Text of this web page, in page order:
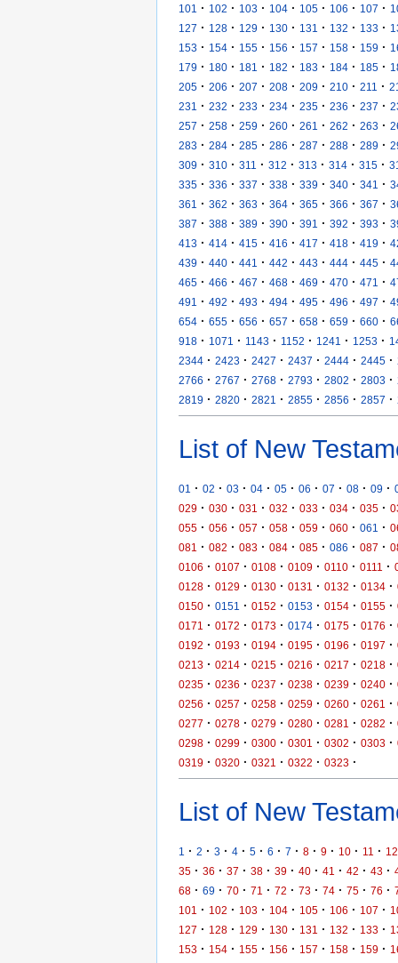
101
· 102 · 103 · 104 · 105 · 106 · 107 ·
127 · 128 · 129 · 130 · 131 · 132 · 133 ·
153 · 154 · 155 · 156 · 157 · 158 · 159 ·
179 · 180 · 181 · 182 · 183 · 184 · 185 ·
205 · 206 · 207 · 208 · 209 · 210 · 211 ·
231
· 232 · 233 · 234 · 235 · 236 · 237 ·
257 · 258 · 259 · 260 · 261 · 262 · 263 ·
283 · 284 · 285 · 286 · 287 · 288 · 289 ·
309 · 310 · 311 · 312 · 313 · 314 · 315 ·
335 · 336 · 337 · 338 · 339 · 340 · 341 ·
361
· 362 · 363 · 364 · 365 · 366 · 367 ·
387 · 388 · 389 · 390 · 391 · 392 · 393 ·
413 · 414 · 415 · 416 · 417 · 418 · 419 ·
439 · 440 · 441 · 442 · 443 · 444 · 445 ·
465 · 466 · 467 · 468 · 469 · 470 · 471 ·
491
· 492 · 493 · 494 · 495 · 496 · 497 ·
654 · 655 · 656 · 657 · 658 · 659 · 660 ·
918 · 1071 · 1143 · 1152 · 1241 · 1253 ·
2344 · 2423 · 2427 · 2437 · 2444 · 2445 ·
2766 · 2767 · 2768 · 2793 · 2802 · 2803 ·
2819 · 2820 · 2821 · 2855 · 2856 · 2857 ·
List of New
01 · 02 · 03 · 04 · 05 · 06 · 07 · 08 · 09 ·
029 · 030 · 031 · 032 · 033 · 034 · 035 ·
055 · 056 · 057 · 058 · 059 · 060 · 061 ·
081
· 082 · 083 · 084 · 085 · 086 · 087 ·
0106 · 0107 · 0108 · 0109 · 0110 · 0111 ·
0128 · 0129 · 0130 · 0131 · 0132 · 0134 ·
0150 · 0151 · 0152 · 0153 · 0154 · 0155 ·
0171
· 0172 · 0173 · 0174 · 0175 · 0176 ·
0192 · 0193 · 0194 · 0195 · 0196 · 0197 ·
0213 · 0214 · 0215 · 0216 · 0217 · 0218 ·
0235 · 0236 · 0237 · 0238 · 0239 · 0240 ·
0256 · 0257 · 0258 · 0259 · 0260 · 0261 ·
0277 · 0278 · 0279 · 0280 · 0281 · 0282 ·
0298 · 0299 · 0300 · 0301 · 0302 · 0303 ·
0319 · 0320 · 0321 · 0322 · 0323 ·
List of New
1 · 2 · 3 · 4 · 5 · 6 · 7 · 8 · 9 · 10 · 11 · 12
35 · 36 · 37 · 38 · 39 · 40 · 41 · 42 · 43 ·
68 · 69 · 70 · 71 · 72 · 73 · 74 · 75 · 76 ·
101
· 102 · 103 · 104 · 105 · 106 · 107 ·
127 · 128 · 129 · 130 · 131 · 132 · 133 ·
153 · 154 · 155 · 156 · 157 · 158 · 159 ·